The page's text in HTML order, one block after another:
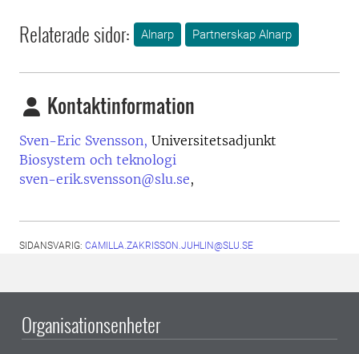
Relaterade sidor: Alnarp Partnerskap Alnarp
Kontaktinformation
Sven-Eric Svensson, Universitetsadjunkt
Biosystem och teknologi
sven-erik.svensson@slu.se,
SIDANSVARIG: CAMILLA.ZAKRISSON.JUHLIN@SLU.SE
Organisationsenheter